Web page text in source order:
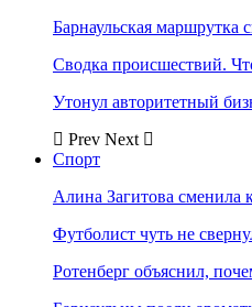
Барнаульская маршрутка
Сводка происшествий.
Утонул авторитетный
Prev Next
Спорт
Алина Загитова сменила
Футболист чуть не
Ротенберг объяснил,